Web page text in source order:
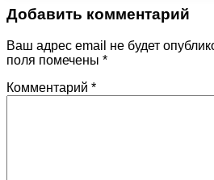
Добавить комментарий
Ваш адрес email не будет
поля помечены *
Комментарий *